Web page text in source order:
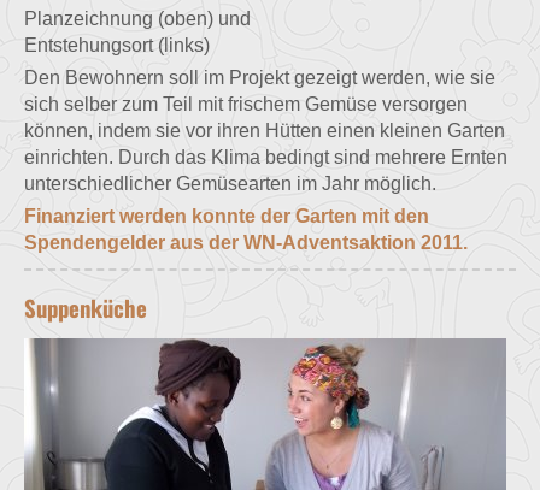
Planzeichnung (oben) und
Entstehungsort (links)
Den Bewohnern soll im Projekt gezeigt werden, wie sie
sich selber zum Teil mit frischem Gemüse versorgen
können, indem sie vor ihren Hütten einen kleinen Garten
einrichten. Durch das Klima bedingt sind mehrere Ernten
unterschiedlicher Gemüsearten im Jahr möglich.
Finanziert werden konnte der Garten mit den
Spendengelder aus der WN-Adventsaktion 2011.
Suppenküche